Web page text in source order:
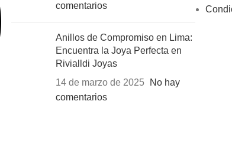
comentarios
Anillos de Compromiso en Lima:
Encuentra la Joya Perfecta en
Rivialldi Joyas
14 de marzo de 2025
No hay
comentarios